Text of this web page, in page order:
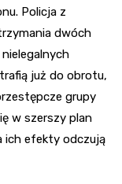
Policja z
dwóch
już do obrotu,
grupy
w szerszy plan
ich efekty odczują